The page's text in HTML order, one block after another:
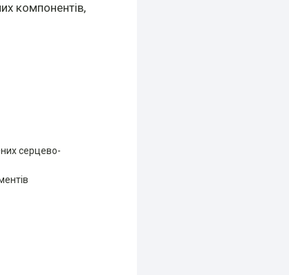
компонентів,
серцево-